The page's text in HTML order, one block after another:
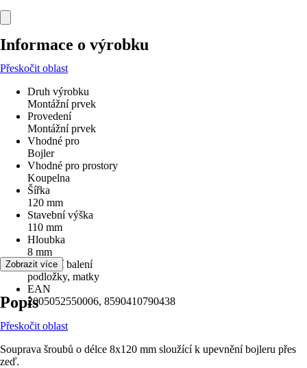
Informace o výrobku
Přeskočit oblast
Druh výrobku
Montážní prvek
Provedení
Montážní prvek
Vhodné pro
Bojler
Vhodné pro prostory
Koupelna
Šířka
120 mm
Stavební výška
110 mm
Hloubka
8 mm
Součástí balení
podložky, matky
EAN
2005052550006, 8590410790438
Zobrazit více
Popis
Přeskočit oblast
Souprava šroubů o délce 8x120 mm sloužící k upevnění bojleru přes
zeď.